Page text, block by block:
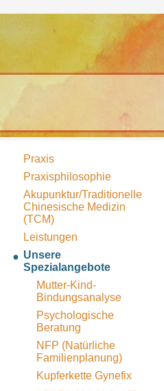
Praxis
Praxisphilosophie
Akupunktur/Traditionelle
Chinesische Medizin
(TCM)
Leistungen
Unsere
Spezialangebote
Mutter-Kind-
Bindungsanalyse
Psychologische
Beratung
NFP (Natürliche
Familienplanung)
Kupferkette Gynefix